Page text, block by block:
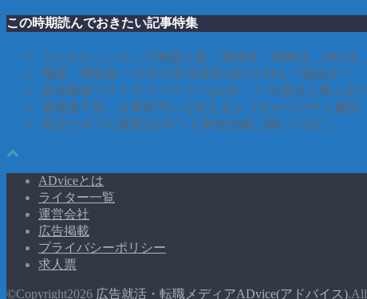
この時期読んでおきたい記事特集
ロジカルシンキング例題11選 – 演繹法・帰納法、MECE
電通・博報堂・ADK大手代理店3社のCMを一挙紹介！
就活面接でストライプスーツはOK！？ 注意点と選ぶポ
電通鬼十則 – 企業研究にも使えるよう分かりやすく解説
就活でボブの髪型はOK？人事担当者に聞いてみた
ADviceとは
ライター一覧
運営会社
広告掲載
プライバシーポリシー
求人票
©Copyright2026 広告就活・転職メディアADvice(アドバイス).All